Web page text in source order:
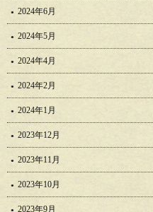
2024年6月
2024年5月
2024年4月
2024年2月
2024年1月
2023年12月
2023年11月
2023年10月
2023年9月